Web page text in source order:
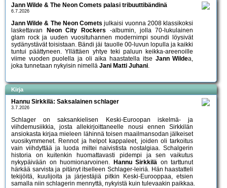
Jann Wilde & The Neon Comets palasi tribuuttibändinä
6.7.2026
Jann Wilde & The Neon Comets julkaisi vuonna 2008 klassikoksi
laskettavan Neon City Rockers -albumin, jolla 70-lukulainen
glam rock ja uuden vuosituhannen modernimpi soundi löysivät
sydänystävät toisistaan. Bändi jäi tauolle 00-luvun lopulla ja kaikki
tuntui päättyneen. Yllättäen yhtye teki paluun keikka-areenoille
viime vuoden puolella ja oli aika haastatella itse Jann Wildea,
joka tunnetaan nykyisin nimellä Jani Matti Juhani
Kirja
Hannu Sirkkilä: Saksalainen schlager
3.7.2026
Schlager on saksankielisen Keski-Euroopan iskelmä- ja
viihdemusiikkia, josta allekirjoittaneelle nousi ennen Sirkkilän
ansiokasta kirjaa mieleen lähinnä toisen maailmansodan jälkeiset
vuosikymmenet. Rennot ja helpot kappaleet, joiden oli tarkoitus
vain viihdyttää ja luoda miltei naivistista nostalgiaa. Schalgerin
historia on kuitenkin huomattavasti pidempi ja sen vaikutus
nykypäivään on huomionarvoinen.
Hannu Sirkkilä on tarttunut
härkää sarvista ja pitänyt itselleen Schlager-leiriä. Hän haastatteli
tekijöitä, kuulijoita ja järjestäjiä pitkin Keski-Eurooppaa, etsien
samalla niin schlagerin mennyttä, nykyistä kuin tulevaakin paikkaa.